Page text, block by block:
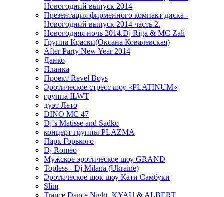
Новогодний выпуск 2014
Презентация фирменного компакт диска -
Новогодний выпуск 2014 часть 2.
Новогодняя ночь 2014.Dj Riga & MC Zali
Группа Краски(Оксана Ковалевская)
After Party New Year 2014
Данко
Планка
Проект Revel Boys
Эротическое стресс шоу «PLATINUM»
группа ILWT
дуэт Лето
DINO MC 47
Dj`s Matisse and Sadko
концерт группы PLAZMA
Парк Горького
Dj Romeo
Мужское эротическое шоу GRAND
Topless - Dj Milana (Ukraine)
Эротическое шок шоу Кати Самбуки
Slim
Trance Dance Night. KYAU & ALBERT